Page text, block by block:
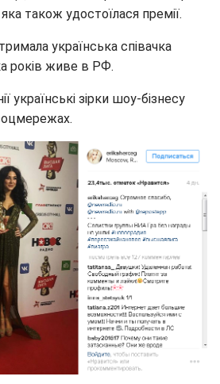
також удостоїлася премії.
українська співачка
років живе в РФ.
українські зірки шоу-бізнесу